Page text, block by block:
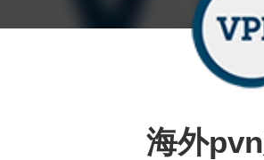
海外